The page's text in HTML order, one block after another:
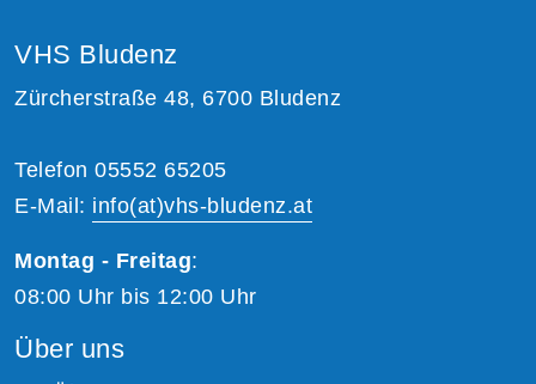
VHS Bludenz
Zürcherstraße 48, 6700 Bludenz
Telefon 05552 65205
E-Mail: info(at)vhs-bludenz.at
Montag - Freitag:
08:00 Uhr bis 12:00 Uhr
Über uns